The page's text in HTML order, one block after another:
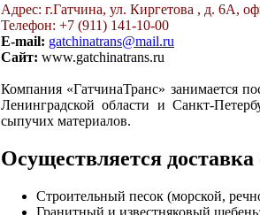
Адрес: г.Гатчина, ул. Киргетова , д. 6А,
Телефон: +7 (911) 141-10-00
E-mail: gatchinatrans@mail.ru
Сайт: www.gatchinatrans.ru
Компания «ГатчинаТранс» занимается
Ленинградской области и Санкт-
сыпучих материалов.
Осуществляется
Строительный песок (морской,
Гранитный и известняковый щебень;